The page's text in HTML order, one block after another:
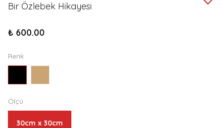
Bir Özlebek Hikayesi
₺ 600.00
Renk
Ölçü
30cm x 30cm